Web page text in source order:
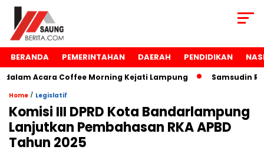
BERANDA PEMERINTAHAN DAERAH PENDIDIKAN
Acara Coffee Morning Kejati Lampung Samsudin
Home / Legislatif
Komisi III DPRD Kota Bandarlampung
Lanjutkan Pembahasan RKA APBD
Tahun 2025